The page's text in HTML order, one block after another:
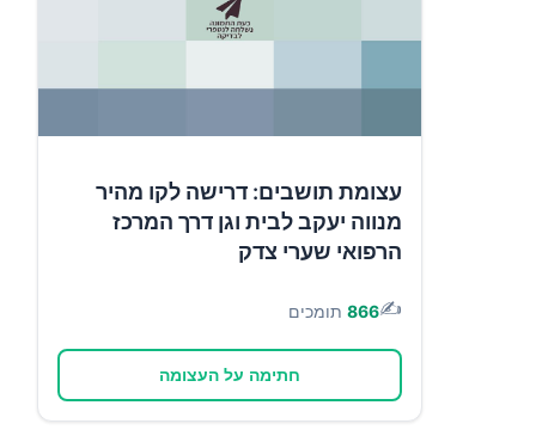
עצומת תושבים: דרישה לקו מהיר
מנווה יעקב לבית וגן דרך המרכז
הרפואי שערי צדק
✍️
866 תומכים
חתימה על העצומה